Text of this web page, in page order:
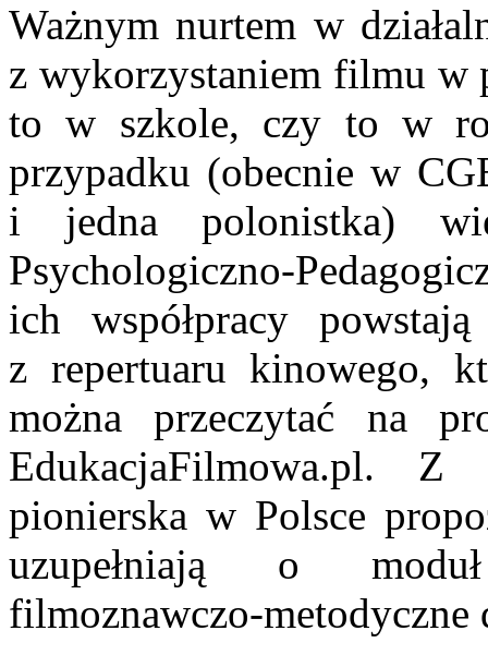
Ważnym nurtem w
z wykorzystaniem filmu w
to w szkole, czy to w
przypadku (obecnie w
i jedna polonistka)
Psychologiczno-
ich współpracy
z repertuaru kinowego,
można przeczytać na
EdukacjaFilmowa.pl.
pionierska w Polsce
uzupełniają o
filmoznawczo-metodyczne